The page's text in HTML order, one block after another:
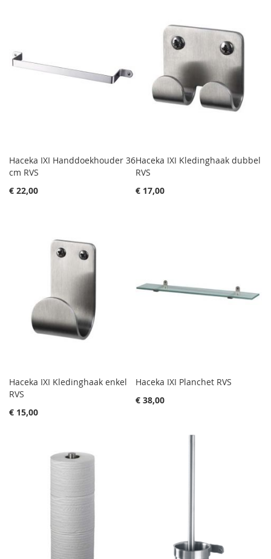
Haceka IXI Handdoekhouder 36
cm RVS
€ 22,00
Haceka IXI Kledinghaak dubbel
RVS
€ 17,00
Haceka IXI Kledinghaak enkel
RVS
€ 15,00
Haceka IXI Planchet RVS
€ 38,00